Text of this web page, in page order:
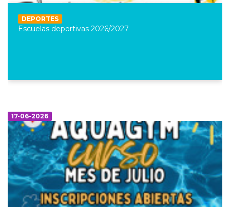
DEPORTES
Escuelas deportivas 2026/2027
17-06-2026